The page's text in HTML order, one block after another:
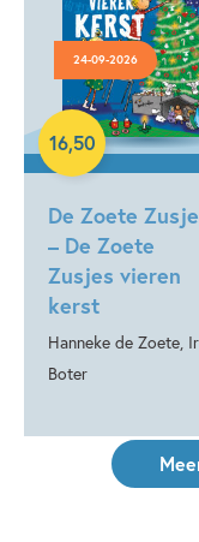
24-09-2026
De Zoete
– De Zoete
Zusjes vieren
kerst
Hanneke de Zoete,
Boter
16,50
Hardcover